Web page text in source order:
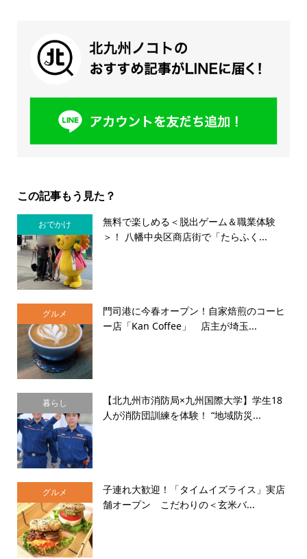
この記事もう見た？
おでかけ
無料で楽しめる＜脱出ゲーム＆職業体験
＞！ 八幡中央区商店街で「たらふく...
グルメ
門司港に今春オープン！自家焙煎のコーヒ
ー店「Kan Coffee」 店主が埼玉...
暮らし
【北九州市消防局×九州国際大学】学生18
人が消防団訓練を体験！ “地域防災...
グルメ
子連れ大歓迎！「タイムイズライス」実店
舗オープン こだわりの＜玄米バ...